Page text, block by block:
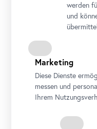
Tea Talks
Foto: Lidiia Yudina
werden
und
Marketing
Diese Dienste
messen und
Ihrem